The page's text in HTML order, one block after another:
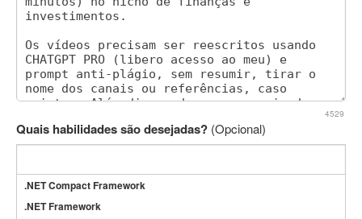
4529
Quais habilidades são desejadas? (Opcional)
.NET Compact Framework
.NET Framework